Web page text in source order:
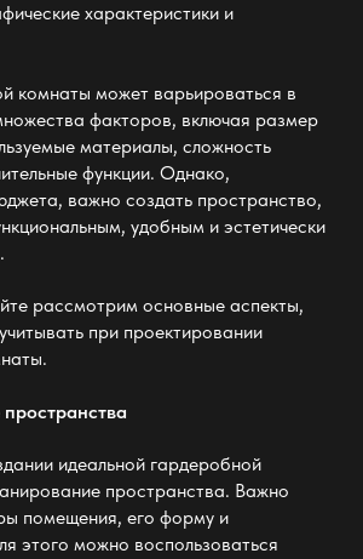
характеристики и
комнаты может варьироваться в
факторов, включая размер
материалы, сложность
функции. Однако,
важно создать пространство,
удобным и эстетически
рассмотрим основные аспекты,
при проектировании
идеальной гардеробной
пространства. Важно
помещения, его форму и
этого можно воспользоваться